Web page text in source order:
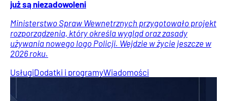
już są niezadowoleni
Ministerstwo Spraw Wewnętrznych przygotowało projekt
rozporządzenia, który określa wygląd oraz zasady
używania nowego logo Policji. Wejdzie w życie jeszcze w
2026 roku.
UsługiDodatki i programyWiadomości